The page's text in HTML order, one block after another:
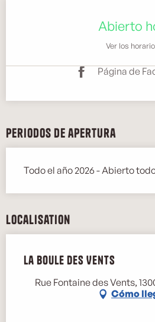
Abierto
Ver los
Página de
Periodos de apertura
Todo el año 2026 - Abierto
Localisation
La Boule des Vents
Rue Fontaine des Vents,
Cómo